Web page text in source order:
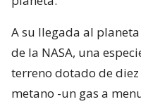
A su llegada al
de la NASA, una
terreno dotado de
metano -un gas a